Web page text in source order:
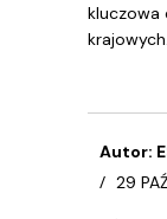
kluczowa
krajowych.
Autor:
29